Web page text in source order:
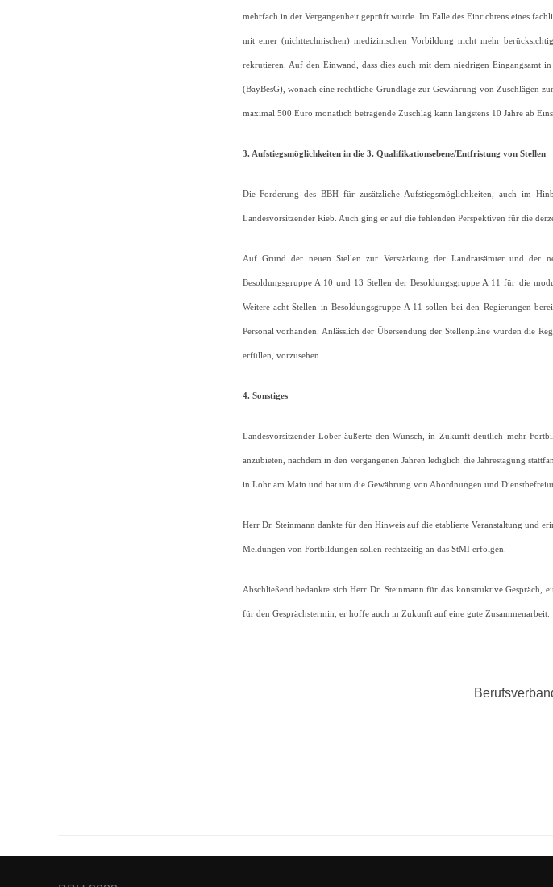
mehrfach in der Vergangenheit geprüft wurde. Im Falle des Einrichtens eines
mit einer (nichttechnischen) medizinischen Vorbildung nicht mehr
rekrutieren. Auf den Einwand, dass dies auch mit dem niedrigen Eingangsamt
(BayBesG), wonach eine rechtliche Grundlage zur Gewährung von Zuschlägen
maximal 500 Euro monatlich betragende Zuschlag kann längstens 10 Jahre ab
3. Aufstiegsmöglichkeiten in die 3. Qualifikationsebene/Entfristung von Stellen
Die Forderung des BBH für zusätzliche Aufstiegsmöglichkeiten, auch im
Landesvorsitzender Rieb. Auch ging er auf die fehlenden Perspektiven für die
Auf Grund der neuen Stellen zur Verstärkung der Landratsämter und der
Besoldungsgruppe A 10 und 13 Stellen der Besoldungsgruppe A 11 für die
Weitere acht Stellen in Besoldungsgruppe A 11 sollen bei den Regierungen
Personal vorhanden. Anlässlich der Übersendung der Stellenpläne wurden die
erfüllen, vorzusehen.
4. Sonstiges
Landesvorsitzender Lober äußerte den Wunsch, in Zukunft deutlich mehr
anzubieten, nachdem in den vergangenen Jahren lediglich die Jahrestagung
in Lohr am Main und bat um die Gewährung von Abordnungen und
Herr Dr. Steinmann dankte für den Hinweis auf die etablierte Veranstaltung und
Meldungen von Fortbildungen sollen rechtzeitig an das StMI erfolgen.
Abschließend bedankte sich Herr Dr. Steinmann für das konstruktive Gespräch,
für den Gesprächstermin, er hoffe auch in Zukunft auf eine gute Zusammenarbeit.